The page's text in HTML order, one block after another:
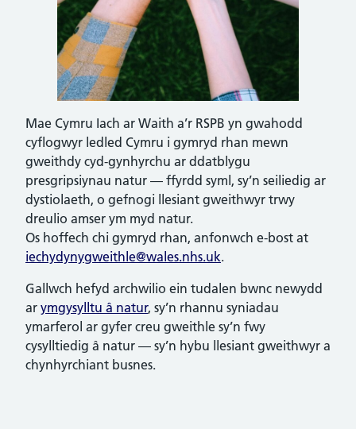
Mae Cymru Iach ar Waith a’r RSPB yn gwahodd
cyflogwyr ledled Cymru i gymryd rhan mewn
gweithdy cyd-gynhyrchu ar ddatblygu
presgripsiynau natur — ffyrdd syml, sy’n seiliedig ar
dystiolaeth, o gefnogi llesiant gweithwyr trwy
dreulio amser ym myd natur.
Os hoffech chi gymryd rhan, anfonwch e-bost at
iechydynygweithle@wales.nhs.uk.
Gallwch hefyd archwilio ein tudalen bwnc newydd
ar ymgysylltu â natur, sy’n rhannu syniadau
ymarferol ar gyfer creu gweithle sy’n fwy
cysylltiedig â natur — sy’n hybu llesiant gweithwyr a
chynhyrchiant busnes.